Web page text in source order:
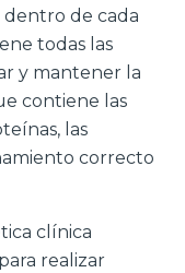
de cada
todas las
y mantener la
contiene las
las
correcto
clínica
realizar